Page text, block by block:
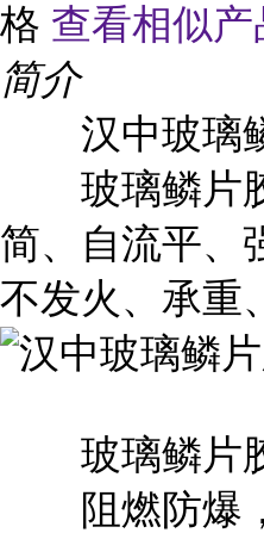
格 查看相似
简介
汉中玻璃
玻璃鳞片
简、自流平、
不发火、承重
玻璃鳞片
阻燃防爆